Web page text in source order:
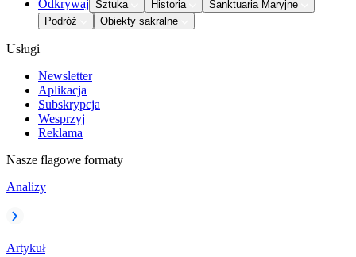
Odkrywaj Sztuka Historia
Sanktuaria Maryjne
Podróż
Obiekty sakralne
Usługi
Newsletter
Aplikacja
Subskrypcja
Wesprzyj
Reklama
Nasze flagowe formaty
Analizy
Artykuł